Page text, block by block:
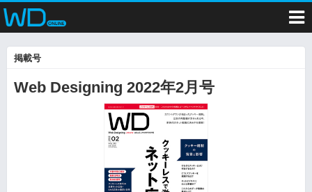
掲載号
Web Designing 2022年2月号